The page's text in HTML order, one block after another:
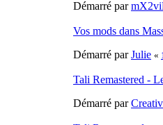
Démarré par
Vos mods dans
Démarré parJulie «
Tali Remastered -
Démarré par